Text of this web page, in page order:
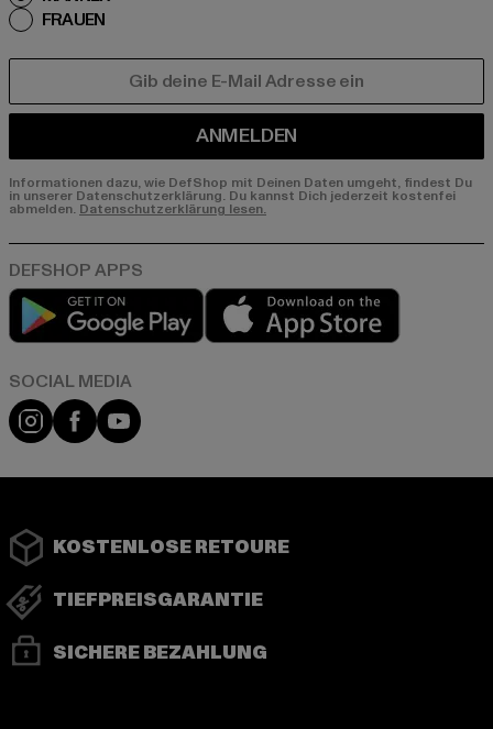
FRAUEN
ANMELDEN
Informationen dazu, wie DefShop mit Deinen Daten umgeht, findest Du
in unserer Datenschutzerklärung. Du kannst Dich jederzeit kostenfei
abmelden. Datenschutzerklärung lesen.
Play market
Instagram
FacebookYouTube
KOSTENLOSE RETOURE
TIEFPREISGARANTIE
SICHERE BEZAHLUNG